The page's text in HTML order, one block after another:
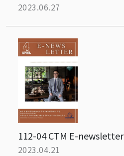
2023.06.27
112-04 CTM E-newsletter
2023.04.21